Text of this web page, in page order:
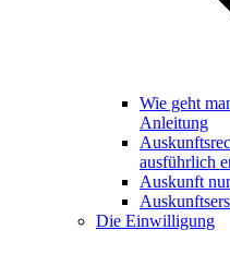
Wie geht
Anleitung
ausführlich
Auskunft
Die Einwilligung